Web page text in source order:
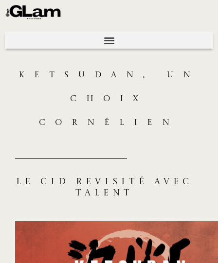
KETSUDAN, UN
CHOIX
CORNÉLIEN
Le Cid revisité avec
talent